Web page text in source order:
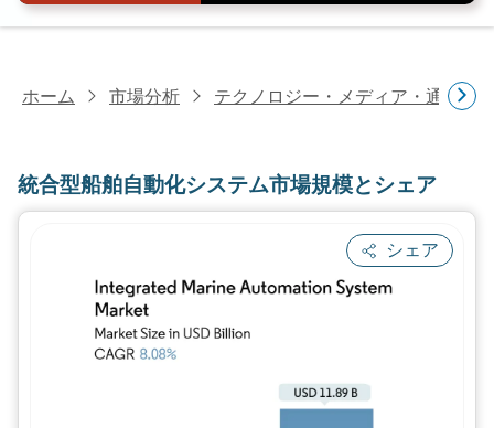
ホーム 市場分析 テクノロジー・メディア・通信研
統合型船舶自動化システム市場規模とシェア
シェア